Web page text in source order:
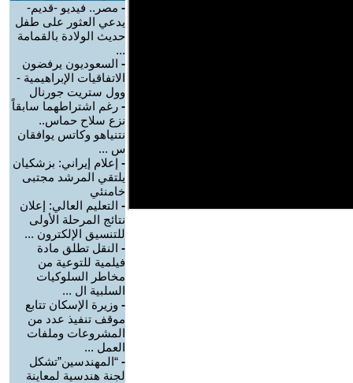
- مصر.. فيديو -قديم-
يدعي العثور على طفل
حديث الولادة بالقمامة
...
- السعوديون يرفضون
الاتفاقيات الإبراهيمية -
وول ستريت جورنال
- رغم اشتراطهما سابقاً
نزع سلاح حماس..
نتنياهو وكاتس يوافقان
س ...
- إعلام إيراني: بزشكيان
يلتقي المرشد مجتبى
خامنئي
- التعليم العالي: إعلان
نتائج المرحلة الأولى
للتنسيق الإلكترون ...
- النقل تطلق مادة
فيلمية للتوعية من
مخاطر السلوكيات
السلبية ال ...
- وزيرة الإسكان تتابع
موقف تنفيذ عدد من
المشروعات وملفات
العمل ...
- “المهندسين”تشكل
لجنة هندسية لمعاينة